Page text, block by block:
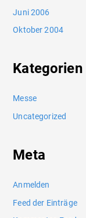
Juni 2006
Oktober 2004
Kategorien
Messe
Uncategorized
Meta
Anmelden
Feed der Einträge